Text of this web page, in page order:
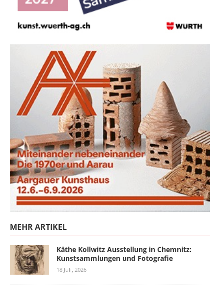
MEHR ARTIKEL
Käthe Kollwitz Ausstellung in Chemnitz:
Kunstsammlungen und Fotografie
18 Juli, 2026